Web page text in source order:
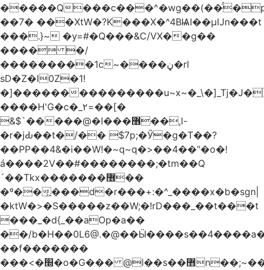
�����Q
��7� ���XtW�?K���X�^4BѨI��μĲn���t
���.}~ �y=#�Q���&C/VX��g��
���� �/
���������1c~����ڼ�rl
sD�Z�I0Z�1!
�]������
����H'G�c�_٢=��[�
&$`�����@�Ӏ���޶��,l-
�r�jԂ��t�/�� $7p;�Ӳ�g�T��?
��PP��4&�i��W!�~q~q�>��4��"�o�!
á����2V��#�� ������;�tm��Q
´��Tkx�������޶��
�º��͖���d�r���+:�^_����x�b�sgn|
�ktW�>�S�����z��W;�!rD���_��t���t
���_�d{_��aOp�a��
��/
��f�������
���<�׭�o�G��� @ǀ��s��޻n��;~��3R�˿�^r���iV��I $������#�Lы�����d�����E}